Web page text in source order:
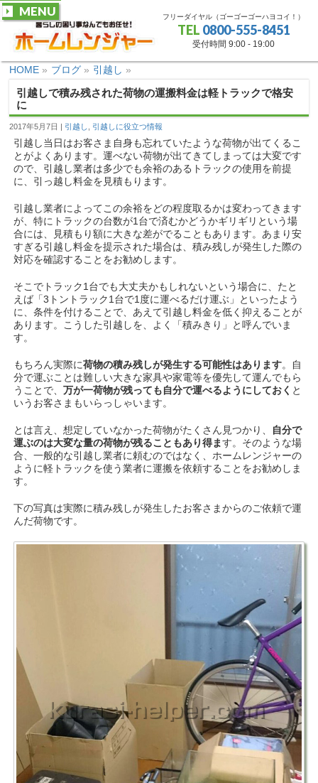
フリーダイヤル（ゴーゴーゴーハヨコイ！）
TEL 0800-555-8451
受付時間 9:00 - 19:00
MENU
HOME » ブログ » 引越し »
引越しで積み残された荷物の運搬料金は軽トラックで格安
に
2017年5月7日 引越し 引越しに役立つ情報
引越し当日はお客さま自身も忘れていたような荷物が出てくるこ
とがよくあります。運べない荷物が出てきてしまっては大変です
ので、引越し業者は多少でも余裕のあるトラックの使用を前提
に、引っ越し料金を見積もります。
引越し業者によってこの余裕をどの程度取るかは変わってきます
が、特にトラックの台数が1台で済むかどうかギリギリという場
合には、見積もり額に大きな差がでることもあります。あまり安
すぎる引越し料金を提示された場合は、積み残しが発生した際の
対応を確認することをお勧めします。
そこでトラック1台でも大丈夫かもしれないという場合に、 たと
えば「3トントラック1台で1度に運べるだけ運ぶ」といったよう
に、条件を付けることで、あえて引越し料金を低く抑えることが
あります。こうした引越しを、よく「積みきり」と呼んでいま
す。
もちろん実際に荷物の積み残しが発生する可能性はあります。自
分で運ぶことは難しい大きな家具や家電等を優先して運んでもら
うことで、万が一荷物が残っても自分で運べるようにしておく と
いうお客さまもいらっしゃいます。
とは言え、想定していなかった荷物がたくさん見つかり、 自分で
運ぶのは大変な量の荷物が残ることもあり得ます。そのような場
合、一般的な引越し業者に頼むのではなく、ホームレンジャーの
ように軽トラックを使う業者に運搬を依頼することをお勧めしま
す。
下の写真は実際に積み残しが発生したお客さまからのご依頼で運
んだ荷物です。